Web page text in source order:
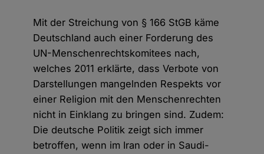
Mit der Streichung von § 166 StGB käme
Deutschland auch einer Forderung des
UN-Menschenrechtskomitees nach,
welches 2011 erklärte, dass Verbote von
Darstellungen mangelnden Respekts vor
einer Religion mit den Menschenrechten
nicht in Einklang zu bringen sind. Zudem:
Die deutsche Politik zeigt sich immer
betroffen, wenn im Iran oder in Saudi-